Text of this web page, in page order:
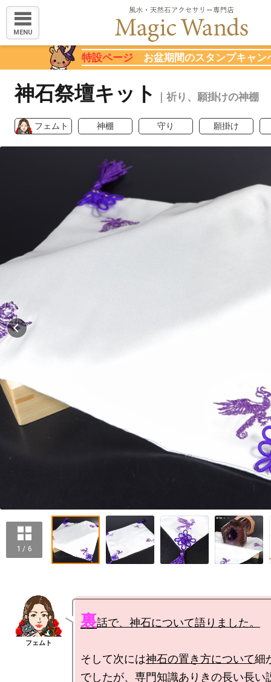
MENU
特設ページ お盆期間のスタンプキャン
神石祭壇キット ｜祈り、願掛けの神棚
フェムト 神棚 守り 願掛け
1 / 6
裏話で、神石について語りました。
そして次には神石の置き方について細
でしたが、専門知識ありきの長い長い